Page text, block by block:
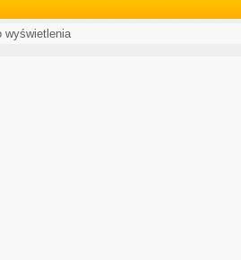
wyświetlenia